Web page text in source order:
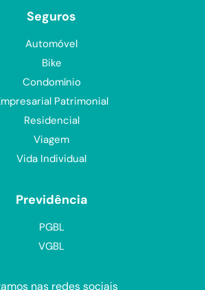
Seguros
Automóvel
Bike
Condomínio
Patrimonial
Residencial
Viagem
Vida Individual
Previdência
PGBL
VGBL
nas redes sociais